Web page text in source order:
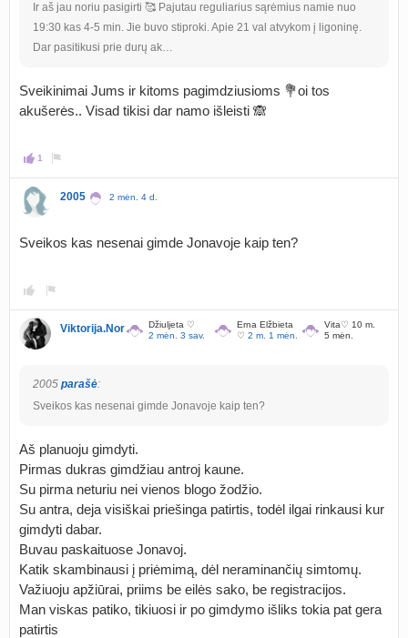
Ir aš jau noriu pasigirti 🥰 Pajutau reguliarius sąrėmius namie nuo
19:30 kas 4-5 min. Jie buvo stiproki. Apie 21 val atvykom į ligoninę.
Dar pasitikusi prie durų ak…
Sveikinimai Jums ir kitoms pagimdziusioms 💐oi tos
akušerės.. Visad tikisi dar namo išleisti 🙈
1
2005 2 mėn. 4 d.
Sveikos kas nesenai gimde Jonavoje kaip ten?
Viktorija.Nor
Džiuljeta ♡
2 mėn. 3 sav.
Erna Elžbieta
♡ 2 m. 1 mėn.
Vita♡ 10 m.
5 mėn.
2005 parašė:
Sveikos kas nesenai gimde Jonavoje kaip ten?
Aš planuoju gimdyti.
Pirmas dukras gimdžiau antroj kaune.
Su pirma neturiu nei vienos blogo žodžio.
Su antra, deja visiškai priešinga patirtis, todėl ilgai rinkausi kur
gimdyti dabar.
Buvau paskaituose Jonavoj.
Katik skambinausi į priėmimą, dėl neraminančių simtomų.
Važiuoju apžiūrai, priims be eilės sako, be registracijos.
Man viskas patiko, tikiuosi ir po gimdymo išliks tokia pat gera
patirtis